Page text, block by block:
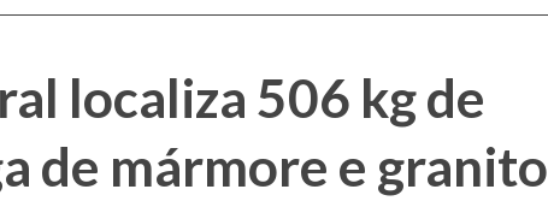
localiza 506 kg de
de mármore e granito